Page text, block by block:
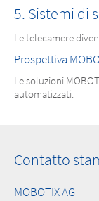
5. Sistemi di
Le telecamere
Prospettiva
Le soluzioni
automatizzati.
Contatto
MOBOTIX AG